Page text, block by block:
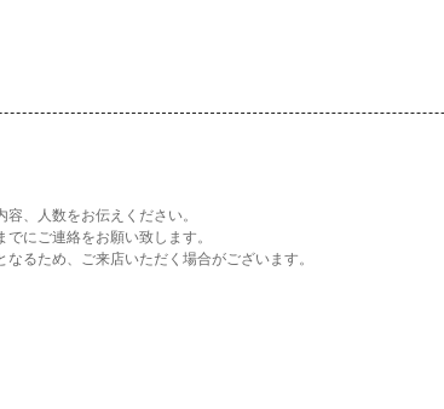
、人数をお伝えください。
にご連絡をお願い致します。
るため、ご来店いただく場合がございます。